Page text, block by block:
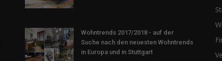
Wohntrends 2017/2018 - auf der
Suche nach den neuesten Wohntrends
in Europa und in Stuttgart